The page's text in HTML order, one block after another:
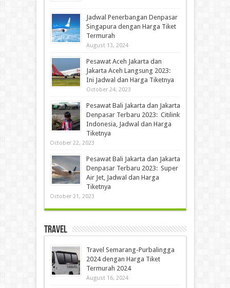
Jadwal Penerbangan Denpasar
Singapura dengan Harga Tiket
Termurah
August 13, 2024
Pesawat Aceh Jakarta dan
Jakarta Aceh Langsung 2023:
Ini Jadwal dan Harga Tiketnya
October 24, 2023
Pesawat Bali Jakarta dan Jakarta
Denpasar Terbaru 2023: Citilink
Indonesia, Jadwal dan Harga
Tiketnya
October 22, 2023
Pesawat Bali Jakarta dan Jakarta
Denpasar Terbaru 2023: Super
Air Jet, Jadwal dan Harga
Tiketnya
October 21, 2023
Travel
Travel Semarang-Purbalingga
2024 dengan Harga Tiket
Termurah 2024
August 16, 2024